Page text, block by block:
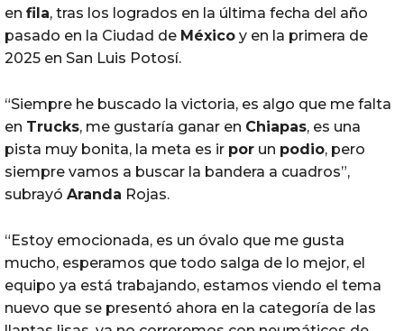
en fila, tras los logrados en la última fecha del año
pasado en la Ciudad de México y en la primera de
2025 en San Luis Potosí.
“Siempre he buscado la victoria, es algo que me falta
en Trucks, me gustaría ganar en Chiapas, es una
pista muy bonita, la meta es ir por un podio, pero
siempre vamos a buscar la bandera a cuadros”,
subrayó Aranda Rojas.
“Estoy emocionada, es un óvalo que me gusta
mucho, esperamos que todo salga de lo mejor, el
equipo ya está trabajando, estamos viendo el tema
nuevo que se presentó ahora en la categoría de las